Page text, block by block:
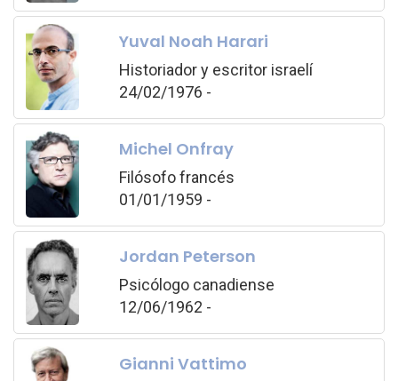
Yuval Noah Harari
Historiador y escritor israelí
24/02/1976 -
Michel Onfray
Filósofo francés
01/01/1959 -
Jordan Peterson
Psicólogo canadiense
12/06/1962 -
Gianni Vattimo